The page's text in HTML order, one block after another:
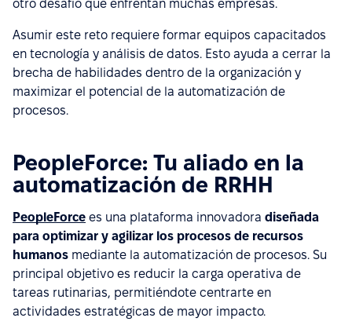
otro desafío que enfrentan muchas empresas.
Asumir este reto requiere formar equipos capacitados
en tecnología y análisis de datos. Esto ayuda a cerrar la
brecha de habilidades dentro de la organización y
maximizar el potencial de la automatización de
procesos.
PeopleForce: Tu aliado en la
automatización de RRHH
PeopleForce es una plataforma innovadora diseñada
para optimizar y agilizar los procesos de recursos
humanos mediante la automatización de procesos. Su
principal objetivo es reducir la carga operativa de
tareas rutinarias, permitiéndote centrarte en
actividades estratégicas de mayor impacto.